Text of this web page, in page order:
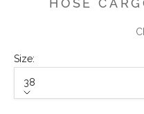
HOSE
Size:
38